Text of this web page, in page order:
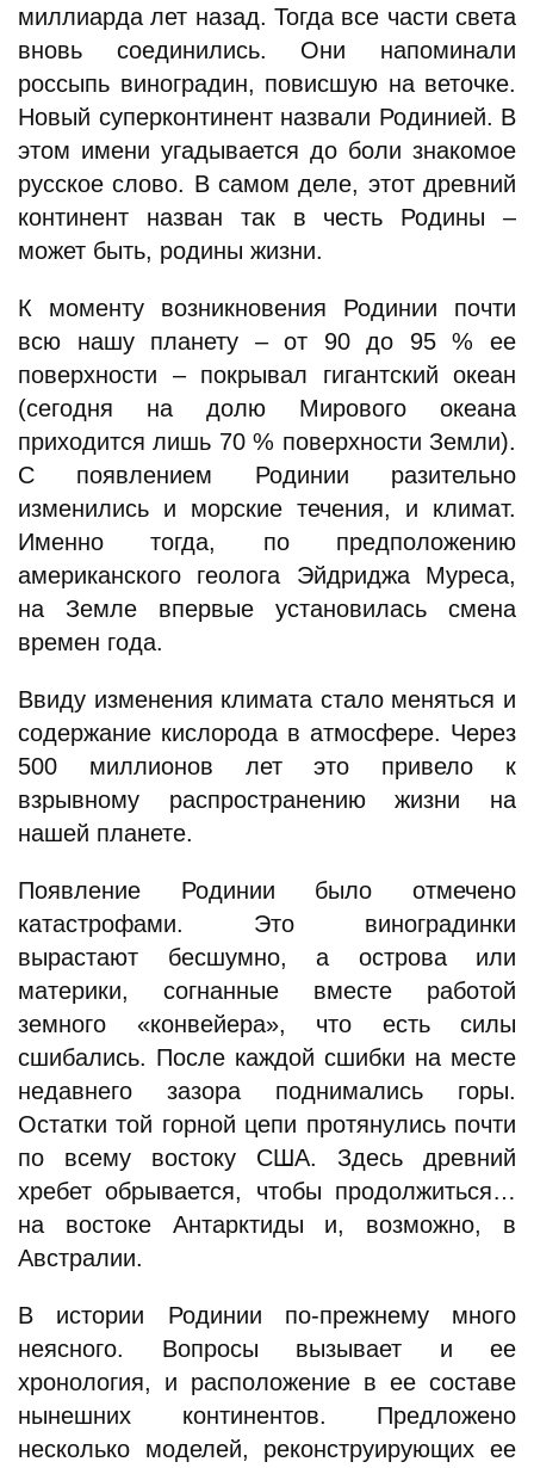
миллиарда лет назад. Тогда все части света
вновь соединились. Они напоминали
россыпь виноградин, повисшую на веточке.
Новый суперконтинент назвали Родинией. В
этом имени угадывается до боли знакомое
русское слово. В самом деле, этот древний
континент назван так в честь Родины –
может быть, родины жизни.
К моменту возникновения Родинии почти
всю нашу планету – от 90 до 95 % ее
поверхности – покрывал гигантский океан
(сегодня на долю Мирового океана
приходится лишь 70 % поверхности Земли).
С появлением Родинии разительно
изменились и морские течения, и климат.
Именно тогда, по предположению
американского геолога Эйдриджа Муреса,
на Земле впервые установилась смена
времен года.
Ввиду изменения климата стало меняться и
содержание кислорода в атмосфере. Через
500 миллионов лет это привело к
взрывному распространению жизни на
нашей планете.
Появление Родинии было отмечено
катастрофами. Это виноградинки
вырастают бесшумно, а острова или
материки, согнанные вместе работой
земного «конвейера», что есть силы
сшибались. После каждой сшибки на месте
недавнего зазора поднимались горы.
Остатки той горной цепи протянулись почти
по всему востоку США. Здесь древний
хребет обрывается, чтобы продолжиться…
на востоке Антарктиды и, возможно, в
Австралии.
В истории Родинии по-прежнему много
неясного. Вопросы вызывает и ее
хронология, и расположение в ее составе
нынешних континентов. Предложено
несколько моделей, реконструирующих ее